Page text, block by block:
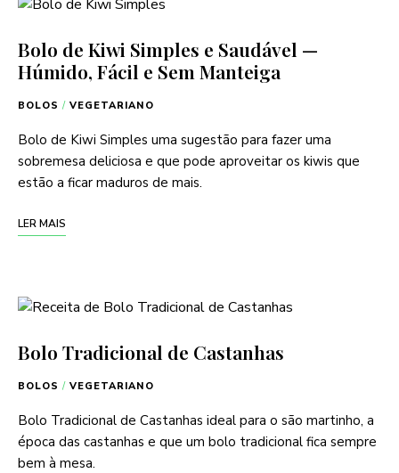
Bolo de Kiwi Simples e Saudável —
Húmido, Fácil e Sem Manteiga
BOLOS / VEGETARIANO
Bolo de Kiwi Simples uma sugestão para fazer uma
sobremesa deliciosa e que pode aproveitar os kiwis que
estão a ficar maduros de mais.
LER MAIS
Bolo Tradicional de Castanhas
BOLOS / VEGETARIANO
Bolo Tradicional de Castanhas ideal para o são martinho, a
época das castanhas e que um bolo tradicional fica sempre
bem à mesa.